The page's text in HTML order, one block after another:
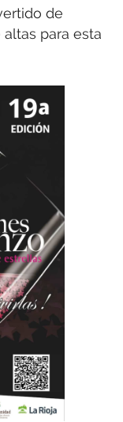
de
para esta